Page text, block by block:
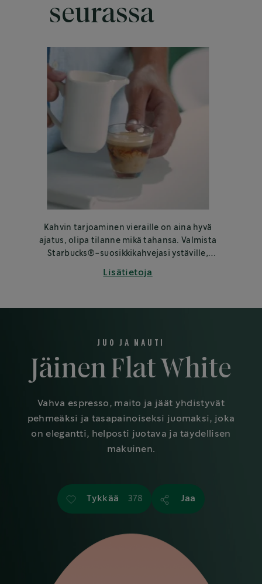
seurassa
Kahvin tarjoaminen vieraille on aina hyvä
ajatus, olipa tilanne mikä tahansa. Valmista
Starbucks®-suosikkikahvejasi ystäville,
Lisätietoja
JUO JA NAUTI
Jäinen Flat White
Vahva espresso, maito ja jäät yhdistyvät
pehmeäksi ja tasapainoiseksi juomaksi, joka
on elegantti, helposti juotava ja täydellisen
makuinen.
Tykkää 378 Jaa